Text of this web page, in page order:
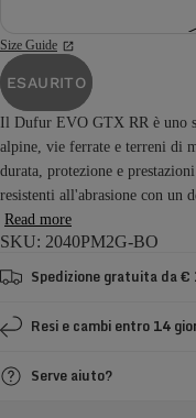
Size Guide
ESAURITO
Il Dufur EVO GTX RR è uno
alpine, vie ferrate e terreni di
durata, protezione e
resistenti all'abrasione con un
Read more
SKU: 2040PM2G-BO
Spedizione gratuita da €
Resi e cambi entro 14
Serve aiuto?